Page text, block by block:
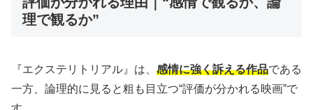
理で観るか”
『エクステリトリアル』は、 感情に強く訴える作品である
一方、論理的に見ると粗も目立つ“評価が分かれる映画”で